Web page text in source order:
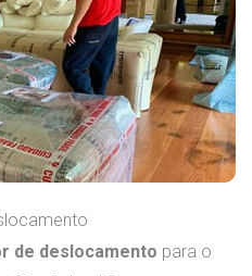
de deslocamento para o